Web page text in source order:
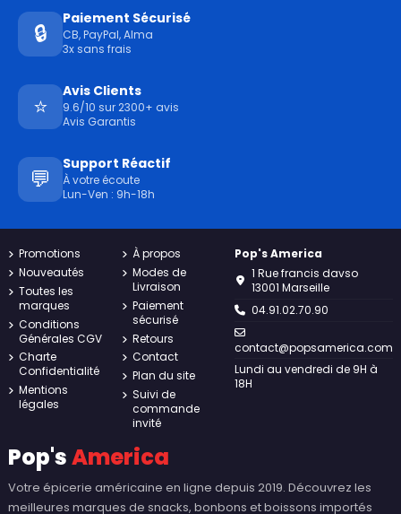
🔒
Paiement Sécurisé
CB, PayPal, Alma
3x sans frais
⭐
Avis Clients
9.6/10 sur 2300+ avis
Avis Garantis
💬
Support Réactif
À votre écoute
Lun-Ven : 9h-18h
Promotions
Nouveautés
Toutes les
marques
Conditions
Générales CGV
Charte
Confidentialité
Mentions
légales
À propos
Modes de
Livraison
Paiement
sécurisé
Retours
Contact
Plan du site
Suivi de
commande
invité
Pop's America
1 Rue francis davso
13001 Marseille
04.91.02.70.90
contact@popsamerica.com
Lundi au vendredi de 9H à
18H
Pop'sAmerica
Votre épicerie américaine en ligne depuis 2019. Découvrez les
meilleures marques de snacks, bonbons et boissons importés